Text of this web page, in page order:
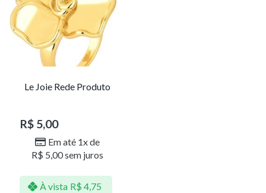
Le Joie Rede Produto
R$ 5,00
Em até 1x de
R$ 5,00sem juros
À vista R$ 4,75